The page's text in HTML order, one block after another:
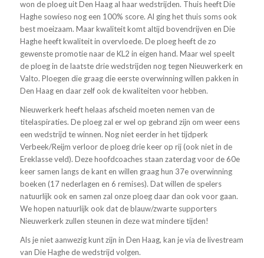
won de ploeg uit Den Haag al haar wedstrijden. Thuis heeft Die
Haghe sowieso nog een 100% score. Al ging het thuis soms ook
best moeizaam. Maar kwaliteit komt altijd bovendrijven en Die
Haghe heeft kwaliteit in overvloede. De ploeg heeft de zo
gewenste promotie naar de KL2 in eigen hand. Maar wel speelt
de ploeg in de laatste drie wedstrijden nog tegen Nieuwerkerk en
Valto. Ploegen die graag die eerste overwinning willen pakken in
Den Haag en daar zelf ook de kwaliteiten voor hebben.
Nieuwerkerk heeft helaas afscheid moeten nemen van de
titelaspiraties. De ploeg zal er wel op gebrand zijn om weer eens
een wedstrijd te winnen. Nog niet eerder in het tijdperk
Verbeek/Reijm verloor de ploeg drie keer op rij (ook niet in de
Ereklasse veld). Deze hoofdcoaches staan zaterdag voor de 60e
keer samen langs de kant en willen graag hun 37e overwinning
boeken (17 nederlagen en 6 remises). Dat willen de spelers
natuurlijk ook en samen zal onze ploeg daar dan ook voor gaan.
We hopen natuurlijk ook dat de blauw/zwarte supporters
Nieuwerkerk zullen steunen in deze wat mindere tijden!
Als je niet aanwezig kunt zijn in Den Haag, kan je via de livestream
van Die Haghe de wedstrijd volgen.